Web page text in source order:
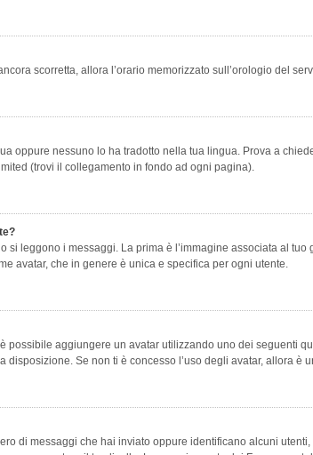
scorretta, allora l’orario memorizzato sull’orologio del
oppure nessuno lo ha tradotto nella tua lingua. Prova a
(trovi il collegamento in fondo ad ogni pagina).
leggono i messaggi. La prima è l’immagine associata al
avatar, che in genere è unica e specifica per ogni utente.
possibile aggiungere un avatar utilizzando uno dei seguenti
Se non ti è concesso l’uso degli avatar, allora
di messaggi che hai inviato oppure identificano alcuni